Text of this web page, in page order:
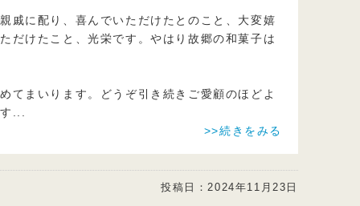
戚に配り、喜んでいただけたとのこと、大変嬉
だけたこと、光栄です。やはり故郷の和菓子は
てまいります。どうぞ引き続きご愛顧のほどよ
>>続きをみる
投稿日： 2024年11月23日